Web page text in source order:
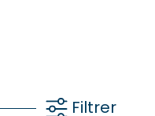
Filtrer